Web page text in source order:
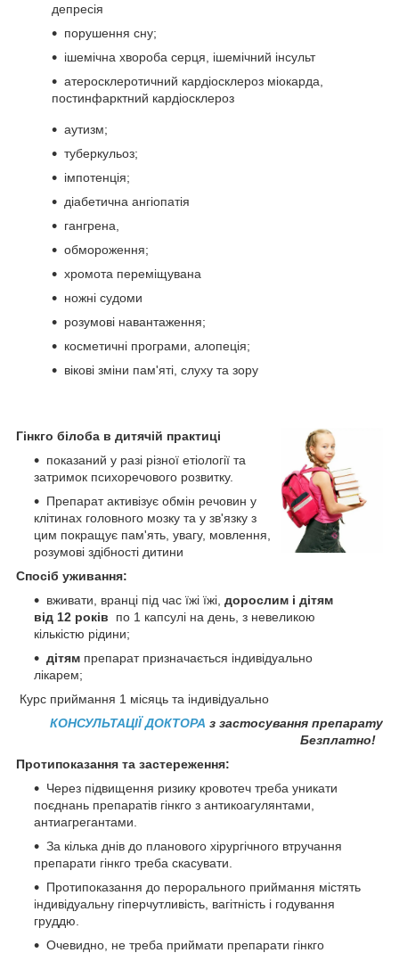
депресія
порушення сну;
ішемічна хвороба серця, ішемічний інсульт
атеросклеротичний кардіосклероз міокарда,
постинфарктний кардіосклероз
аутизм;
туберкульоз;
імпотенція;
діабетична ангіопатія
гангрена,
обмороження;
хромота переміщувана
ножні судоми
розумові навантаження;
косметичні програми, алопеція;
вікові зміни пам'яті, слуху та зору
Гінкго білоба в дитячій практиці
показаний у разі різної етіології та
затримок психоречового розвитку.
Препарат активізує обмін речовин у
клітинах головного мозку та у зв'язку з
цим покращує пам'ять, увагу, мовлення,
розумові здібності дитини
Спосіб уживання:
вживати, вранці під час їжі їжі, дорослим і дітям
від 12 років по 1 капсулі на день, з невеликою
кількістю рідини;
дітям препарат призначається індивідуально
лікарем;
Курс приймання 1 місяць та індивідуально
КОНСУЛЬТАЦІЇ ДОКТОРА з застосування препарату
Безплатно!
Протипоказання та застереження:
Через підвищення ризику кровотеч треба уникати
поєднань препаратів гінкго з антикоагулянтами,
антиагрегантами.
За кілька днів до планового хірургічного втручання
препарати гінкго треба скасувати.
Протипоказання до перорального приймання містять
індивідуальну гіперчутливість, вагітність і годування
груддю.
Очевидно, не треба приймати препарати гінкго